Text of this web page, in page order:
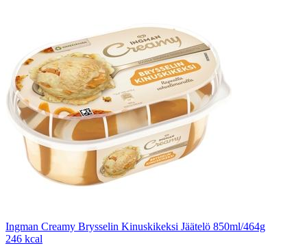
Ingman Creamy Brysselin Kinuskikeksi Jäätelö 850ml/464g
246 kcal